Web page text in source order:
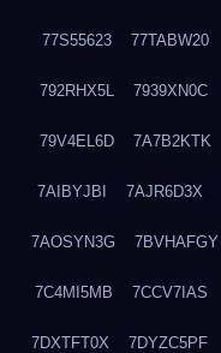
77S55623 77TABW20
792RHX5L 7939XN0C
79V4EL6D 7A7B2KTK
7AIBYJBI 7AJR6D3X
7AOSYN3G 7BVHAFGY
7C4MI5MB 7CCV7IAS
7DXTFT0X 7DYZC5PF